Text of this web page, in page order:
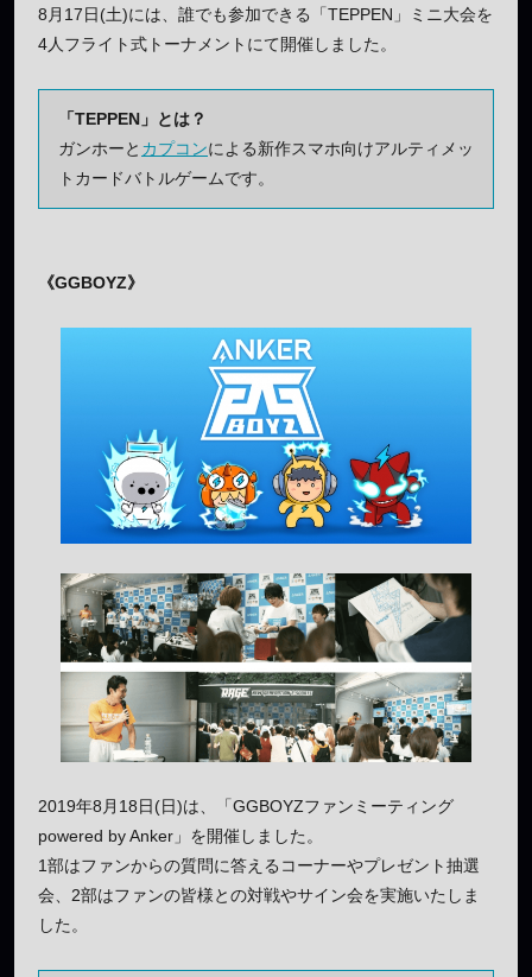
8月17日(土)には、誰でも参加できる「TEPPEN」ミニ大会を
4人フライト式トーナメントにて開催しました。
「TEPPEN」とは？
ガンホーと カプコンによる新作スマホ向けアルティメッ
トカードバトルゲームです。
《GGBOYZ》
2019年8月18日(日)は、「GGBOYZファンミーティング
powered by Anker」を開催しました。
1部はファンからの質問に答えるコーナーやプレゼント抽選
会、2部はファンの皆様との対戦やサイン会を実施いたしま
した。